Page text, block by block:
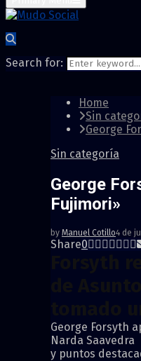
Search for:
Home
Sin
George
Sin categoría
George
Fujimori»
by Manuel Cotillo4 de
Share0
George Forsyth
Narda Saavedra
y puntos